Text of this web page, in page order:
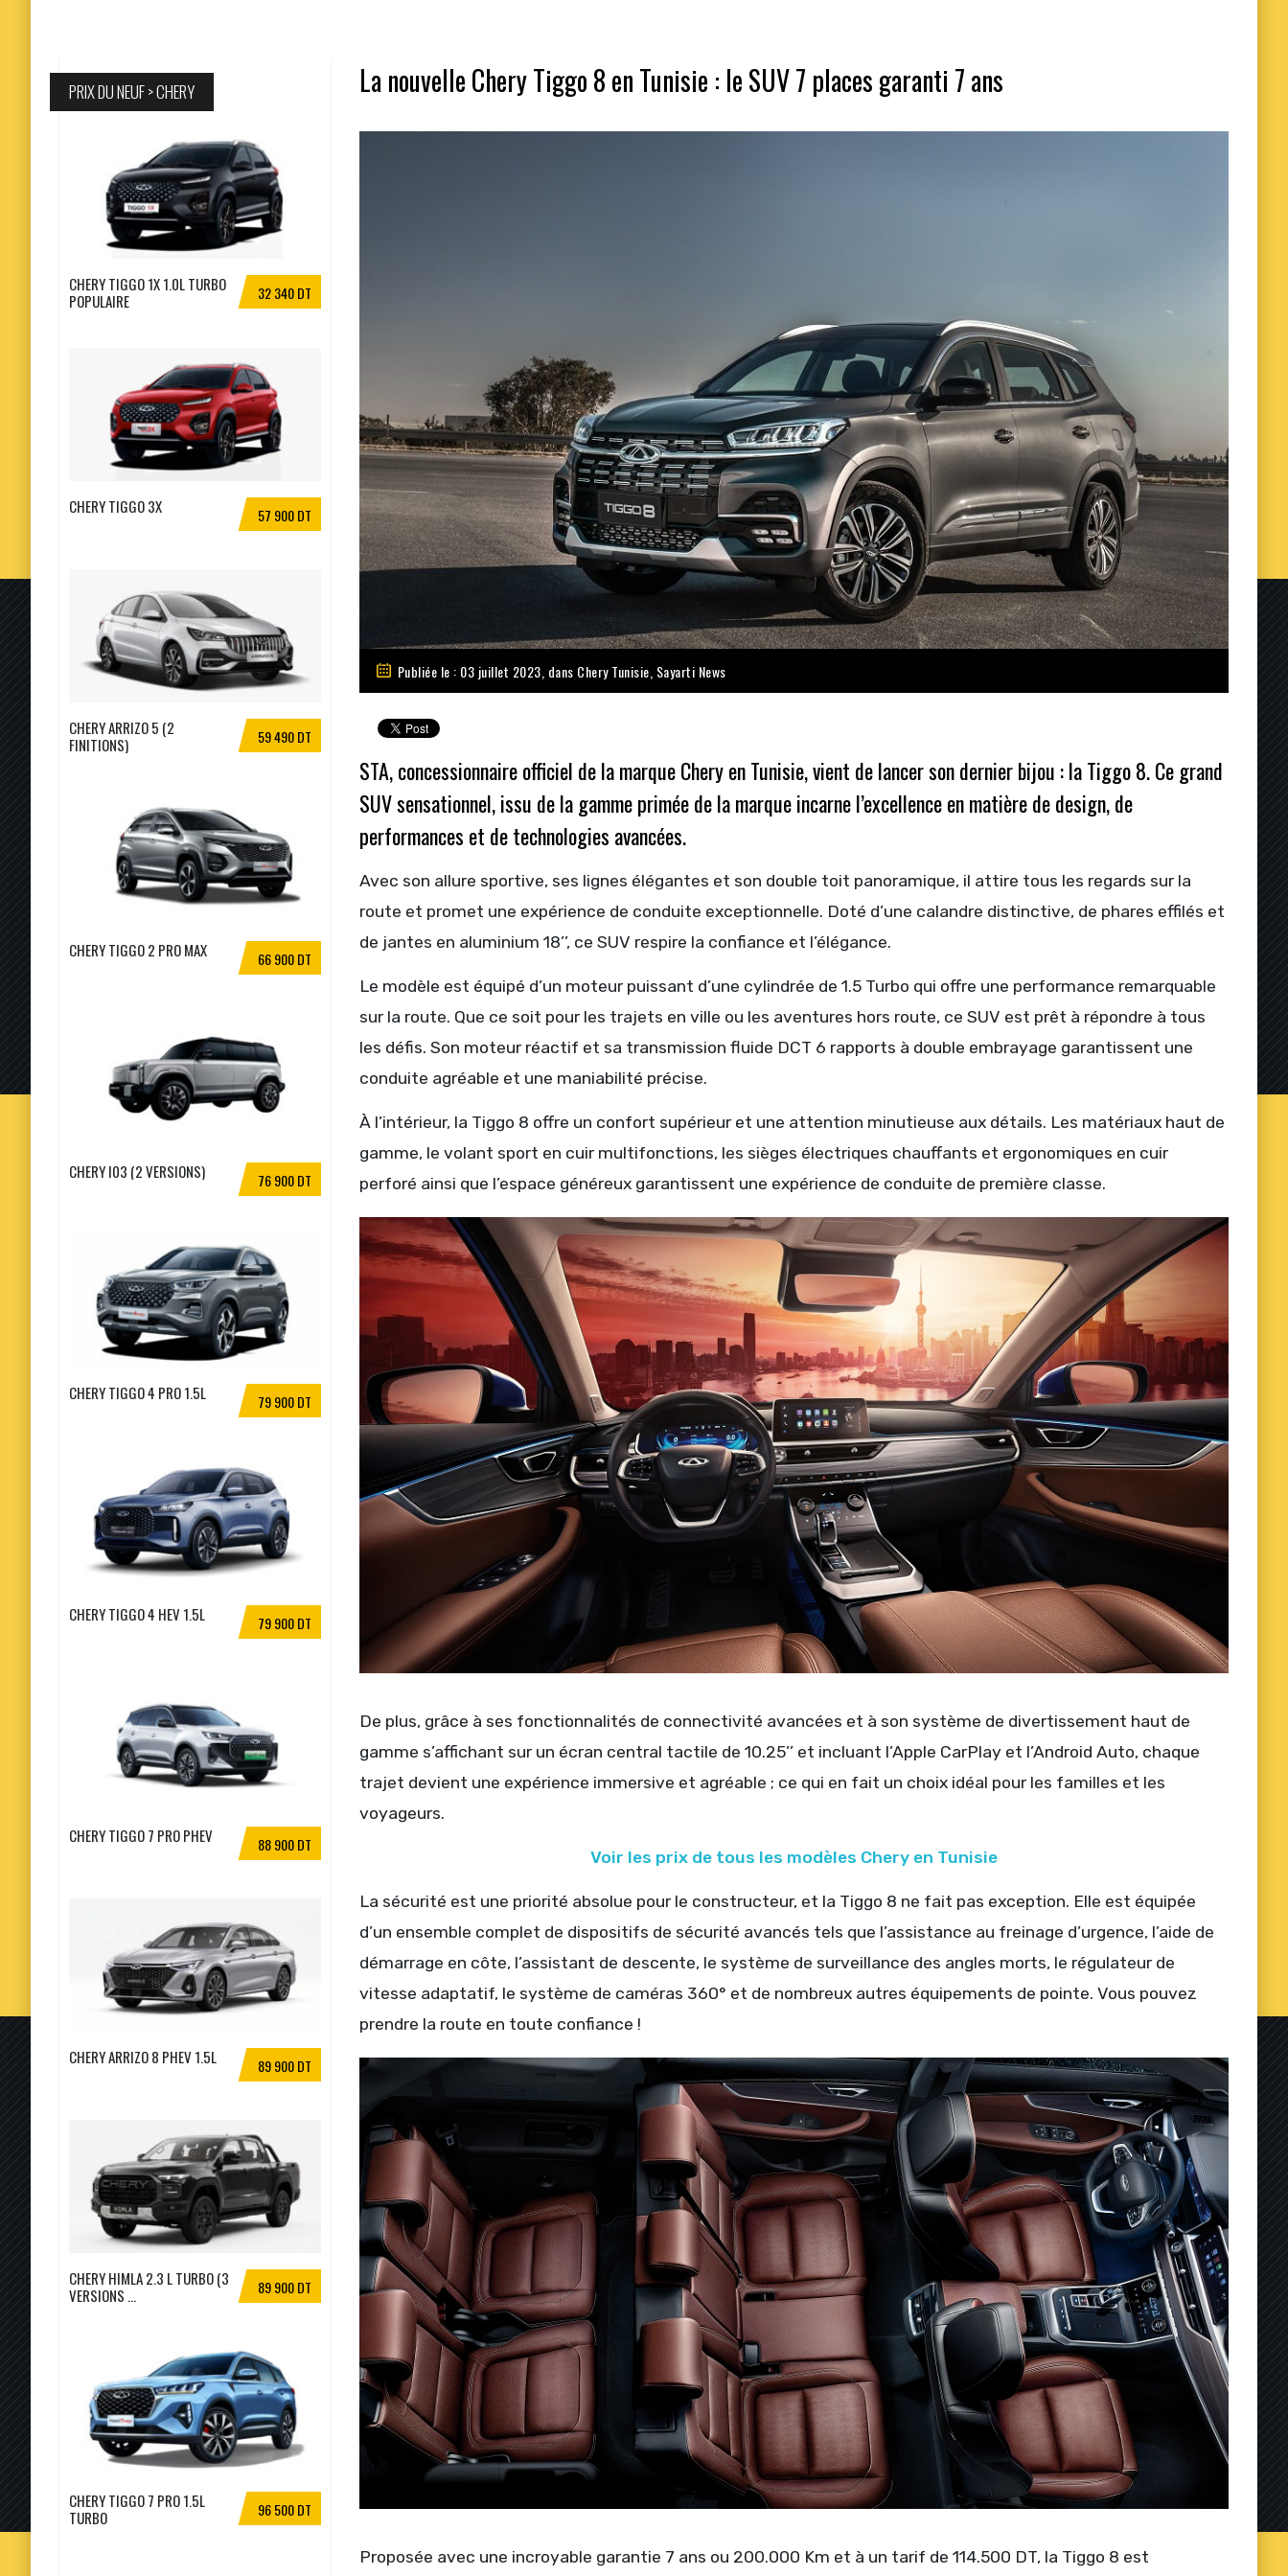
La nouvelle Chery Tiggo 8 en Tunisie : le SUV 7 places garanti 7 ans
Publiée le : 03 juillet 2023, dans Chery Tunisie Sayarti News
STA, concessionnaire officiel de la marque Chery en Tunisie, vient de lancer son dernier bijou : la Tiggo 8. Ce grand
SUV sensationnel, issu de la gamme primée de la marque incarne l’excellence en matière de design, de
performances et de technologies avancées.
Avec son allure sportive, ses lignes élégantes et son double toit panoramique, il attire tous les regards sur la
route et promet une expérience de conduite exceptionnelle. Doté d’une calandre distinctive, de phares effilés et
de jantes en aluminium 18’’, ce SUV respire la confiance et l’élégance.
Le modèle est équipé d’un moteur puissant d’une cylindrée de 1.5 Turbo qui offre une performance remarquable
sur la route. Que ce soit pour les trajets en ville ou les aventures hors route, ce SUV est prêt à répondre à tous
les défis. Son moteur réactif et sa transmission fluide DCT 6 rapports à double embrayage garantissent une
conduite agréable et une maniabilité précise.
À l’intérieur, la Tiggo 8 offre un confort supérieur et une attention minutieuse aux détails. Les matériaux haut de
gamme, le volant sport en cuir multifonctions, les sièges électriques chauffants et ergonomiques en cuir
perforé ainsi que l’espace généreux garantissent une expérience de conduite de première classe.
De plus, grâce à ses fonctionnalités de connectivité avancées et à son système de divertissement haut de
gamme s’affichant sur un écran central tactile de 10.25’’ et incluant l’Apple CarPlay et l’Android Auto, chaque
trajet devient une expérience immersive et agréable ; ce qui en fait un choix idéal pour les familles et les
voyageurs.
Voir les prix de tous les modèles Chery en Tunisie
La sécurité est une priorité absolue pour le constructeur, et la Tiggo 8 ne fait pas exception. Elle est équipée
d’un ensemble complet de dispositifs de sécurité avancés tels que l’assistance au freinage d’urgence, l’aide de
démarrage en côte, l’assistant de descente, le système de surveillance des angles morts, le régulateur de
vitesse adaptatif, le système de caméras 360° et de nombreux autres équipements de pointe. Vous pouvez
prendre la route en toute confiance !
Proposée avec une incroyable garantie 7 ans ou 200.000 Km et à un tarif de 114.500 DT, la Tiggo 8 est
PRIX DU NEUF > CHERY
32 340 DT
CHERY TIGGO 1X 1.0L TURBO
POPULAIRE
57 900 DT
CHERY TIGGO 3X
59 490 DT
CHERY ARRIZO 5 (2
FINITIONS)
66 900 DT
CHERY TIGGO 2 PRO MAX
76 900 DT
CHERY I03 (2 VERSIONS)
79 900 DT
CHERY TIGGO 4 PRO 1.5L
79 900 DT
CHERY TIGGO 4 HEV 1.5L
88 900 DT
CHERY TIGGO 7 PRO PHEV
89 900 DT
CHERY ARRIZO 8 PHEV 1.5L
89 900 DT
CHERY HIMLA 2.3 L TURBO (3
VERSIONS ...
96 500 DT
CHERY TIGGO 7 PRO 1.5L
TURBO